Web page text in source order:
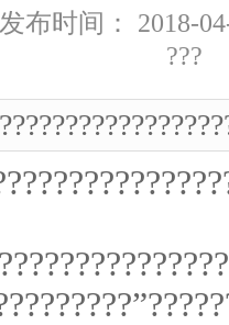
布时间： 2018-
???